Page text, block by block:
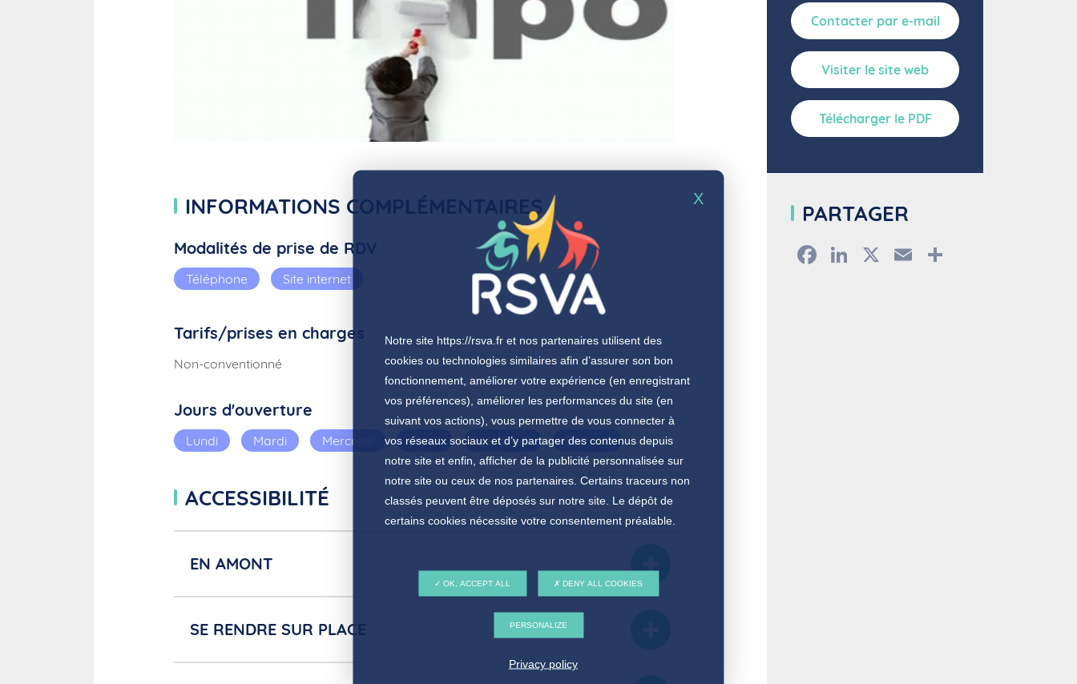
Contacter par e-mail
Visiter le site web
Télécharger le PDF
PARTAGER
Facebook
LinkedIn
X Email
INFORMATIONS COMPLÉMENTAIRES
Modalités de prise de RDV
Téléphone Site internet
Tarifs/prises en charges
Non-conventionné
Jours d'ouverture
Lundi Mardi Mercredi Jeudi Vendredi Samedi
ACCESSIBILITÉ
EN AMONT
SE RENDRE SUR PLACE
X
Notre site https://rsva.fr et nos partenaires utilisent des
cookies ou technologies similaires afin d’assurer son bon
fonctionnement, améliorer votre expérience (en enregistrant
vos préférences), améliorer les performances du site (en
suivant vos actions), vous permettre de vous connecter à
vos réseaux sociaux et d’y partager des contenus depuis
notre site et enfin, afficher de la publicité personnalisée sur
notre site ou ceux de nos partenaires. Certains traceurs non
classés peuvent être déposés sur notre site. Le dépôt de
certains cookies nécessite votre consentement préalable.
OK, ACCEPT ALL DENY ALL COOKIES
PERSONALIZE
Privacy policy